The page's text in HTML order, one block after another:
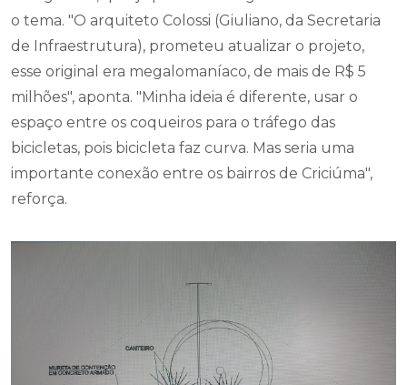
o tema. "O arquiteto Colossi (Giuliano, da Secretaria
de Infraestrutura), prometeu atualizar o projeto,
esse original era megalomaníaco, de mais de R$ 5
milhões", aponta. "Minha ideia é diferente, usar o
espaço entre os coqueiros para o tráfego das
bicicletas, pois bicicleta faz curva. Mas seria uma
importante conexão entre os bairros de Criciúma",
reforça.